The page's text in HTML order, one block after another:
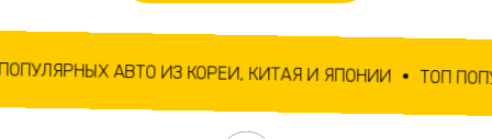
ИЗ КОРЕИ, КИТАЯ И ЯПОНИИ ТОП ПОПУЛЯРНЫХ